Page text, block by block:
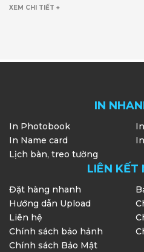
XEM CHI TIẾT +
IN
In Photobook
In Name card
Lịch bàn, treo tường
LIÊN KẾT
Đặt hàng nhanh
Hướng dẫn Upload
Liên hệ
Chính sách bảo hảnh
Chính sách Bảo Mật